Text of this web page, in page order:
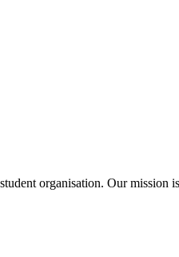
organisation. Our